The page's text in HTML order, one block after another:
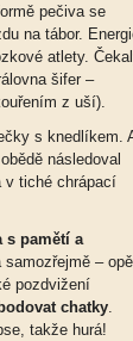
pečiva se
na tábor.
atlety.
šifer –
z uší).
s knedlíkem.
následoval
v tiché chrápací
s pamětí a
–
pozdvižení
bodovat chatky.
takže hurá!